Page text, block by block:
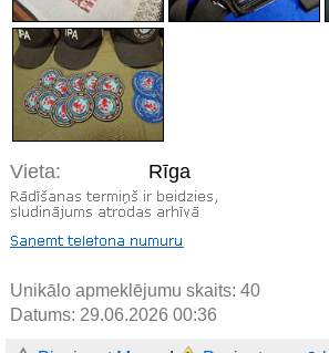
Vieta: Rīga
Unikālo apmeklējumu skaits: 40
Datums: 29.06.2026 00:36